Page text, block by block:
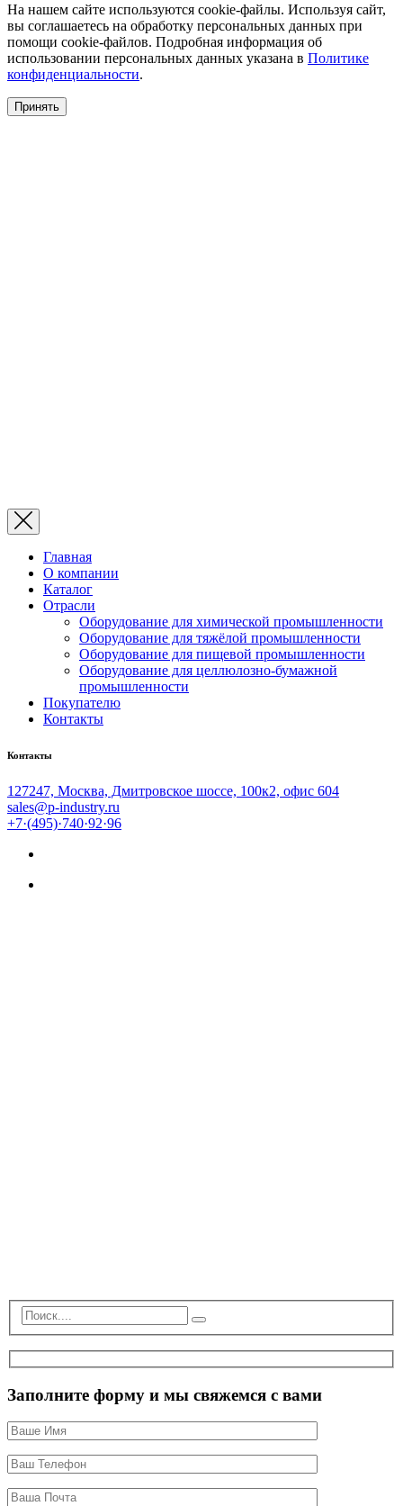
На нашем сайте используются cookie-файлы. Используя сайт,
вы соглашаетесь на обработку персональных данных при
помощи cookie-файлов. Подробная информация об
использовании персональных данных указана в Политике
конфиденциальности.
Принять
Главная
О компании
Каталог
Отрасли
Оборудование для химической промышленности
Оборудование для тяжёлой промышленности
Оборудование для пищевой промышленности
Оборудование для целлюлозно-бумажной
промышленности
Покупателю
Контакты
Контакты
127247, Москва, Дмитровское шоссе, 100к2, офис 604
sales@p-industry.ru
+7·(495)·740·92·96
Заполните форму и мы свяжемся с вами